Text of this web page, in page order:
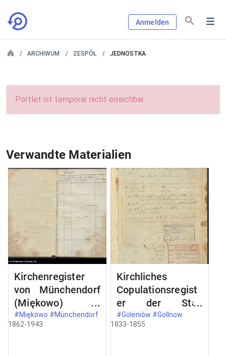
Anmelden
ARCHIWUM ZESPÓŁ JEDNOSTKA
Portlet ist temporär nicht erreichbar.
Verwandte Materialien
Kirchenregister
von Münchendorf
(Miękowo)
angefangen 1862.
#Miękowo #Münchendorf
1862-1943
Kirchliches
Copulationsregist
er der Stad
Gollnow der St.
Katharinen-
#Goleniów #Gollnow
1833-1855